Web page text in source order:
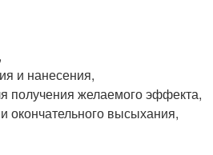
и нанесения,
получения желаемого эффекта,
окончательного высыхания,